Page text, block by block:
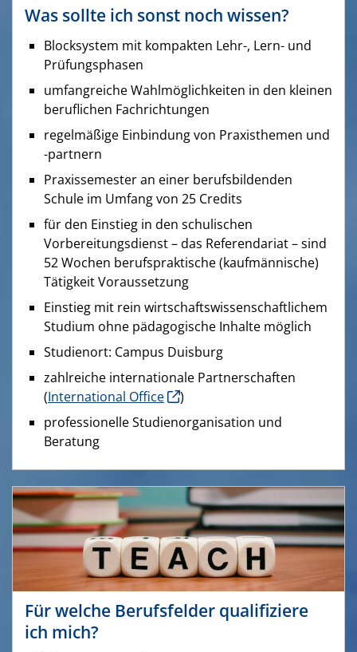
Was sollte ich sonst noch wissen?
Blocksystem mit kompakten Lehr-, Lern- und
Prüfungsphasen
umfangreiche Wahlmöglichkeiten in den kleinen
beruflichen Fachrichtungen
regelmäßige Einbindung von Praxisthemen und
-partnern
Praxissemester an einer berufsbildenden
Schule im Umfang von 25 Credits
für den Einstieg in den schulischen
Vorbereitungsdienst – das Referendariat – sind
52 Wochen berufspraktische (kaufmännische)
Tätigkeit Voraussetzung
Einstieg mit rein wirtschaftswissenschaftlichem
Studium ohne pädagogische Inhalte möglich
Studienort: Campus Duisburg
zahlreiche internationale Partnerschaften
(International Office
)
professionelle Studienorganisation und
Beratung
Für welche Berufsfelder qualifiziere
ich mich?